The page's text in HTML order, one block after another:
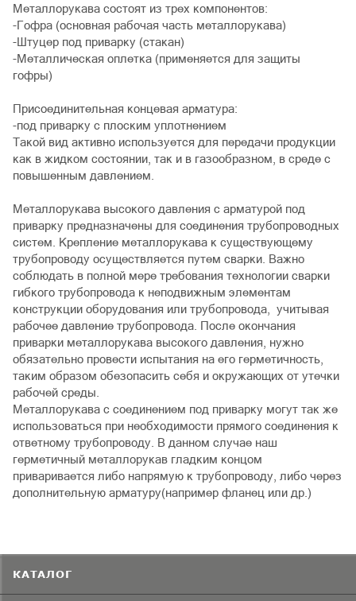
Металлорукава состоят из трех компонентов:
-Гофра (основная рабочая часть металлорукава)
-Штуцер под приварку (стакан)
-Металлическая оплетка (применяется для защиты
гофры)
Присоединительная концевая арматура:
-под приварку с плоским уплотнением
Такой вид активно используется для передачи продукции
как в жидком состоянии, так и в газообразном, в среде с
повышенным давлением.
Металлорукава высокого давления с арматурой под
приварку предназначены для соединения трубопроводных
систем. Крепление металлорукава к существующему
трубопроводу осуществляется путем сварки. Важно
соблюдать в полной мере требования технологии сварки
гибкого трубопровода к неподвижным элементам
конструкции оборудования или трубопровода, учитывая
рабочее давление трубопровода. После окончания
приварки металлорукава высокого давления, нужно
обязательно провести испытания на его герметичность,
таким образом обезопасить себя и окружающих от утечки
рабочей среды.
Металлорукава с соединением под приварку могут так же
использоваться при необходимости прямого соединения к
ответному трубопроводу. В данном случае наш
герметичный металлорукав гладким концом
приваривается либо напрямую к трубопроводу, либо через
дополнительную арматуру(например фланец или др.)
КАТАЛОГ